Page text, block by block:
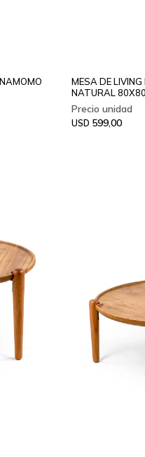
MESA DE
NATURAL
USD 599,00